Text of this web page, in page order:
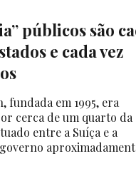
públicos são
e cada vez
fundada em 1995, era
cerca de um quarto da
entre a Suíça e a